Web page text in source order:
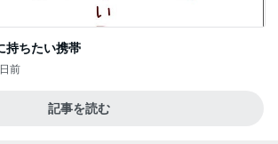
持ちたい携帯
前
記事を読む